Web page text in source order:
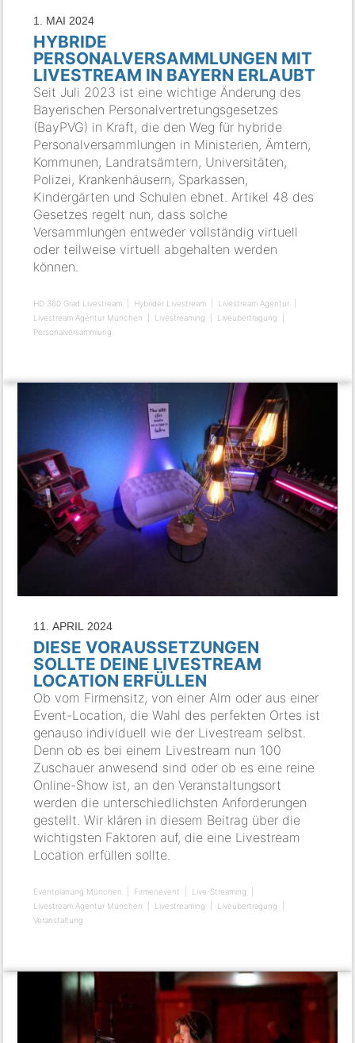
1. MAI 2024
HYBRIDE
PERSONALVERSAMMLUNGEN MIT
LIVESTREAM IN BAYERN ERLAUBT
Seit Juli 2023 ist eine wichtige Änderung des
Bayerischen Personalvertretungsgesetzes
(BayPVG) in Kraft, die den Weg für hybride
Personalversammlungen in Ministerien, Ämtern,
Kommunen, Landratsämtern, Universitäten,
Polizei, Krankenhäusern, Sparkassen,
Kindergärten und Schulen ebnet. Artikel 48 des
Gesetzes regelt nun, dass solche
Versammlungen entweder vollständig virtuell
oder teilweise virtuell abgehalten werden
können.
HD 360 Grad Livestream Hybrider Livestream
Livestream Agentur
Livestream Agentur München
Livestreaming
Liveübertragung
Personalversammlung
11. APRIL 2024
DIESE VORAUSSETZUNGEN
SOLLTE DEINE LIVESTREAM
LOCATION ERFÜLLEN
Ob vom Firmensitz, von einer Alm oder aus einer
Event-Location, die Wahl des perfekten Ortes ist
genauso individuell wie der Livestream selbst.
Denn ob es bei einem Livestream nun 100
Zuschauer anwesend sind oder ob es eine reine
Online-Show ist, an den Veranstaltungsort
werden die unterschiedlichsten Anforderungen
gestellt. Wir klären in diesem Beitrag über die
wichtigsten Faktoren auf, die eine Livestream
Location erfüllen sollte.
Eventplanung München Firmenevent
Live-Streaming
Livestream Agentur München
Livestreaming
Liveübertragung
Veranstaltung